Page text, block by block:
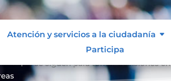
Atención y servicios a la ciudadanía
Participa
que se siguen para tomar decisiones